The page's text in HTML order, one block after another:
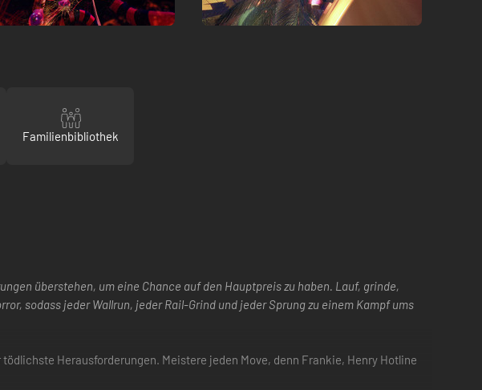
Familienbibliothek
überstehen, um eine Chance auf den Hauptpreis zu haben. Lauf, grinde,
sodass jeder Wallrun, jeder Rail-Grind und jeder Sprung zu einem Kampf ums
Herausforderungen. Meistere jeden Move, denn Frankie, Henry Hotline